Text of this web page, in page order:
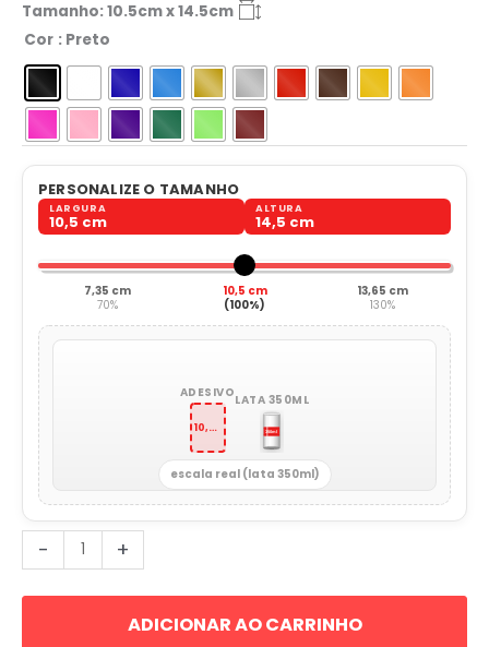
Tamanho: 10.5cm x 14.5cm
Cor : Preto
PERSONALIZE O TAMANHO
LARGURA
10,5 cm
ALTURA
14,5 cm
7,35 cm
70%
10,5 cm
(100%)
13,65 cm
130%
ADESIVO
10,5 x 14,5 cm
LATA 350ML
escala real (lata 350ml)
-
Bebê
quantidade
+
ADICIONAR AO CARRINHO